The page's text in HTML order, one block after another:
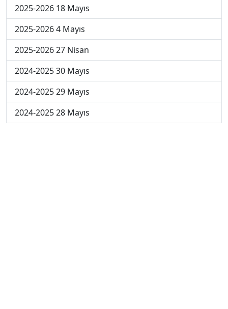
2025-2026 18 Mayıs
2025-2026 4 Mayıs
2025-2026 27 Nisan
2024-2025 30 Mayıs
2024-2025 29 Mayıs
2024-2025 28 Mayıs